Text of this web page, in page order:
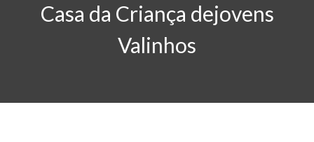
Casa da Criança dejovens
Valinhos